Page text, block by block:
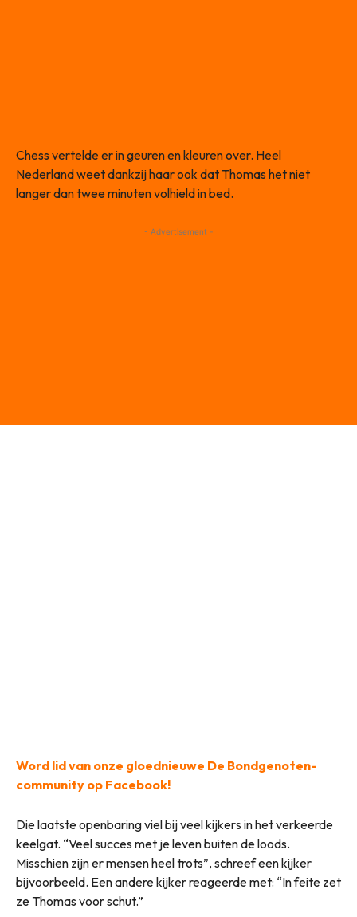
Chess vertelde er in geuren en kleuren over. Heel
Nederland weet dankzij haar ook dat Thomas het niet
langer dan twee minuten volhield in bed.
- Advertisement -
Word lid van onze gloednieuwe De Bondgenoten-
community op Facebook!
Die laatste openbaring viel bij veel kijkers in het verkeerde
keelgat. “Veel succes met je leven buiten de loods.
Misschien zijn er mensen heel trots”, schreef een kijker
bijvoorbeeld. Een andere kijker reageerde met: “In feite zet
ze Thomas voor schut.”